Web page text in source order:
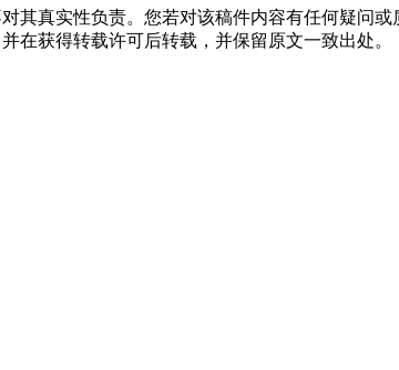
其真实性负责。您若对该稿件内容有任何疑问
在获得转载许可后转载，并保留原文一致出处。